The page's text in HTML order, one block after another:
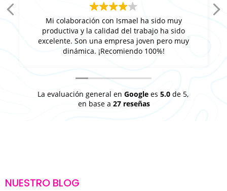
Mi colaboración con Ismael ha sido muy
productiva y la calidad del trabajo ha sido
excelente. Son una empresa joven pero muy
dinámica. ¡Recomiendo 100%!
La evaluación general en Google es 5.0 de 5,
en base a 27 reseñas
NUESTRO BLOG